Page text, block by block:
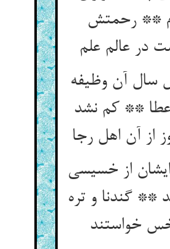
** رحمتش
سال آن وظیفه
** کم نشد
از آن اهل رجا
از خسیسی
** گندنا و تره
خواستند